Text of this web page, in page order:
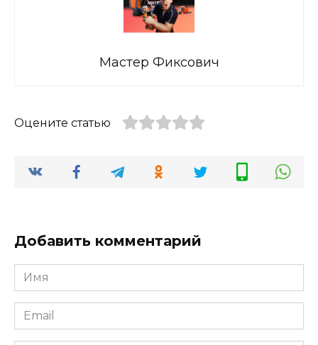
Мастер Фиксович
Оцените статью
Добавить комментарий
Имя
*
Email
*